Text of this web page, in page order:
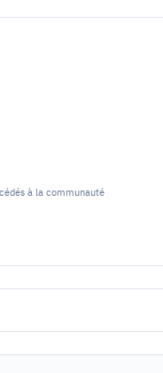
à la communauté